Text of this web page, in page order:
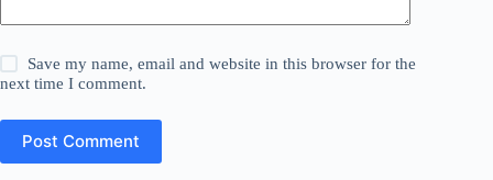
Save my name, email and website in this browser for the
next time I comment.
Post Comment